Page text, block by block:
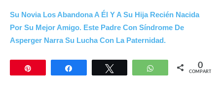
Su Novia Los Abandona A Él Y A Su Hija Recién Nacida
Por Su Mejor Amigo. Este Padre Con Síndrome De
Asperger Narra Su Lucha Con La Paternidad.
Compartir WhatsApp 0
COMPARTIR